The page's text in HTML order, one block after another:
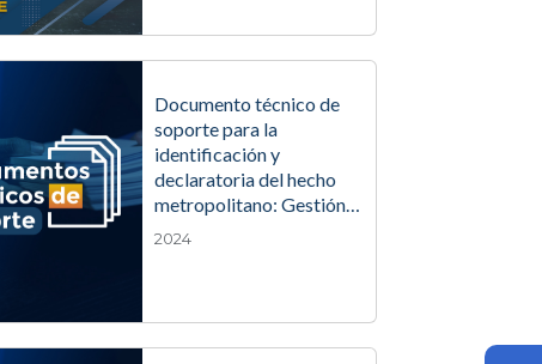
Documento técnico de
soporte para la
identificación y
declaratoria del hecho
metropolitano: Gestión…
2024